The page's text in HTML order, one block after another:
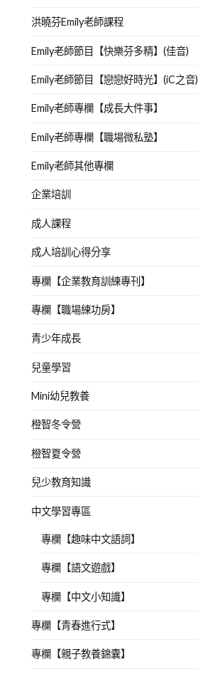
洪曉芬Emily老師課程
Emily老師節目【快樂芬多精】(佳音)
Emily老師節目【戀戀好時光】(iC之音)
Emily老師專欄【成長大件事】
Emily老師專欄【職場微私塾】
Emily老師其他專欄
企業培訓
成人課程
成人培訓心得分享
專欄【企業教育訓練專刊】
專欄【職場練功房】
青少年成長
兒童學習
Mini幼兒教養
橙智冬令營
橙智夏令營
兒少教育知識
中文學習專區
專欄【趣味中文語詞】
專欄【語文遊戲】
專欄【中文小知識】
專欄【青春進行式】
專欄【親子教養錦囊】